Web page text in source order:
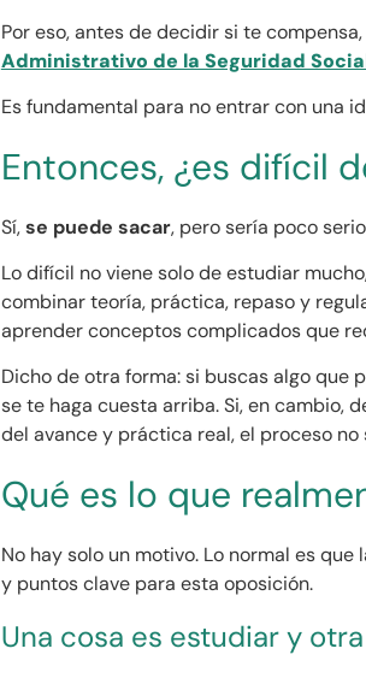
Por eso, antes de decidir si te
Administrativo de la Seguridad
Es fundamental para no entrar con una
Entonces, ¿es difícil
Sí,se puede sacar, pero sería poco
Lo difícil no viene solo de estudiar
combinar teoría, práctica, repaso y
aprender conceptos complicados que
Dicho de otra forma: si buscas algo
se te haga cuesta arriba. Si, en cambio,
del avance y práctica real, el proceso
Qué es lo que
No hay solo un motivo. Lo normal es
y puntos clave para esta oposición.
Una cosa es estudiar y